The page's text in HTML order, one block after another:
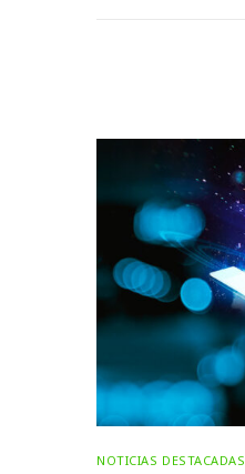
NOTICIAS DESTACADAS